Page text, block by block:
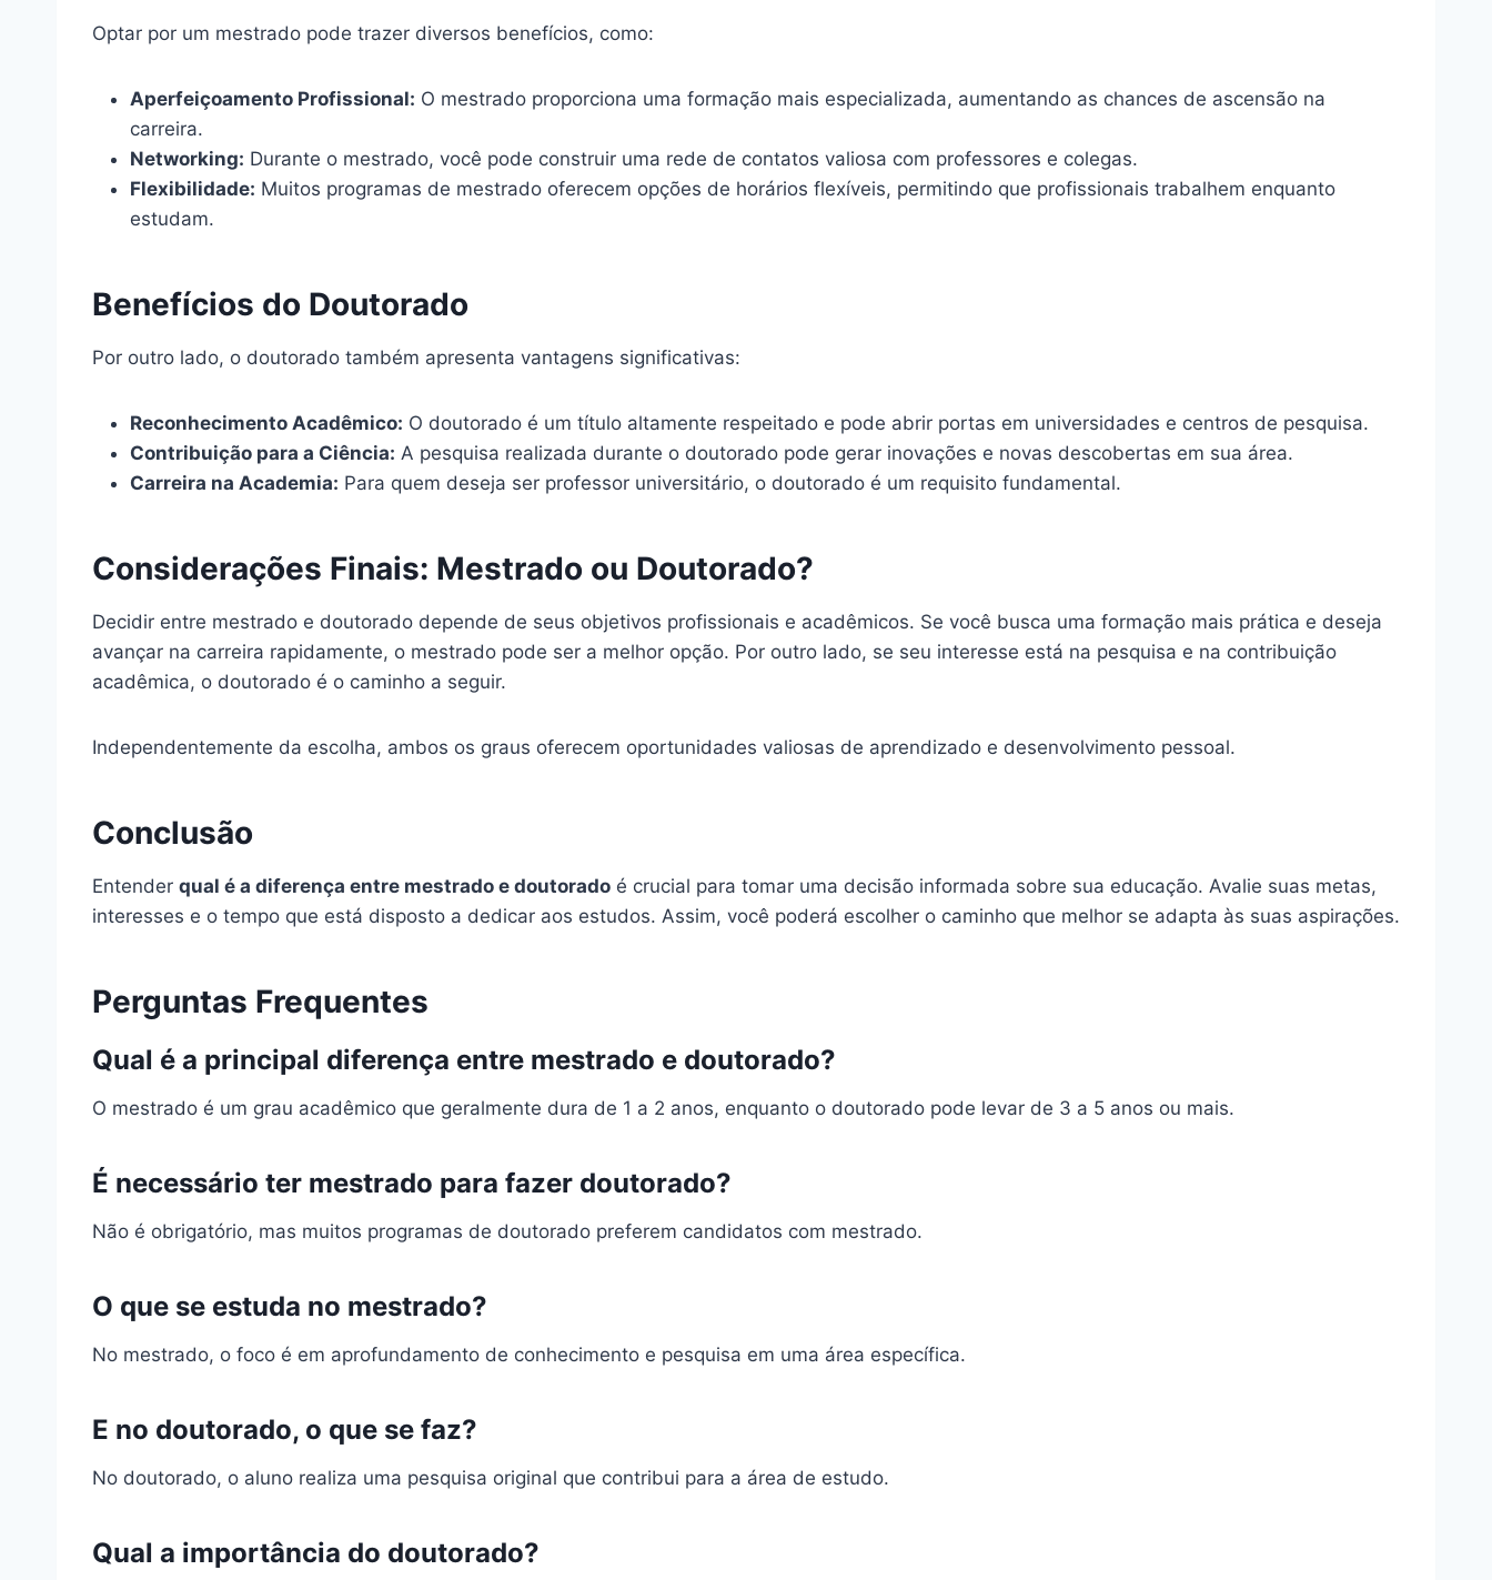
Optar por um mestrado pode trazer diversos benefícios, como:
Aperfeiçoamento Profissional: O mestrado proporciona uma formação mais especializada, aumentando as chances de ascensão na
carreira.
Networking: Durante o mestrado, você pode construir uma rede de contatos valiosa com professores e colegas.
Flexibilidade: Muitos programas de mestrado oferecem opções de horários flexíveis, permitindo que profissionais trabalhem enquanto
estudam.
Benefícios do Doutorado
Por outro lado, o doutorado também apresenta vantagens significativas:
Reconhecimento Acadêmico: O doutorado é um título altamente respeitado e pode abrir portas em universidades e centros de pesquisa.
Contribuição para a Ciência: A pesquisa realizada durante o doutorado pode gerar inovações e novas descobertas em sua área.
Carreira na Academia: Para quem deseja ser professor universitário, o doutorado é um requisito fundamental.
Considerações Finais: Mestrado ou Doutorado?
Decidir entre mestrado e doutorado depende de seus objetivos profissionais e acadêmicos. Se você busca uma formação mais prática e deseja
avançar na carreira rapidamente, o mestrado pode ser a melhor opção. Por outro lado, se seu interesse está na pesquisa e na contribuição
acadêmica, o doutorado é o caminho a seguir.
Independentemente da escolha, ambos os graus oferecem oportunidades valiosas de aprendizado e desenvolvimento pessoal.
Conclusão
Entender qual é a diferença entre mestrado e doutorado é crucial para tomar uma decisão informada sobre sua educação. Avalie suas metas,
interesses e o tempo que está disposto a dedicar aos estudos. Assim, você poderá escolher o caminho que melhor se adapta às suas aspirações.
Perguntas Frequentes
Qual é a principal diferença entre mestrado e doutorado?
O mestrado é um grau acadêmico que geralmente dura de 1 a 2 anos, enquanto o doutorado pode levar de 3 a 5 anos ou mais.
É necessário ter mestrado para fazer doutorado?
Não é obrigatório, mas muitos programas de doutorado preferem candidatos com mestrado.
O que se estuda no mestrado?
No mestrado, o foco é em aprofundamento de conhecimento e pesquisa em uma área específica.
E no doutorado, o que se faz?
No doutorado, o aluno realiza uma pesquisa original que contribui para a área de estudo.
Qual a importância do doutorado?